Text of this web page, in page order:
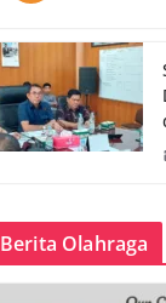
Berita Olahraga